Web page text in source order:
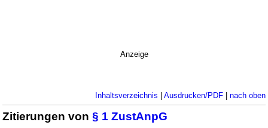
Anzeige
Inhaltsverzeichnis | Ausdrucken/PDF| nach oben
Zitierungen von§ 1 ZustAnpG